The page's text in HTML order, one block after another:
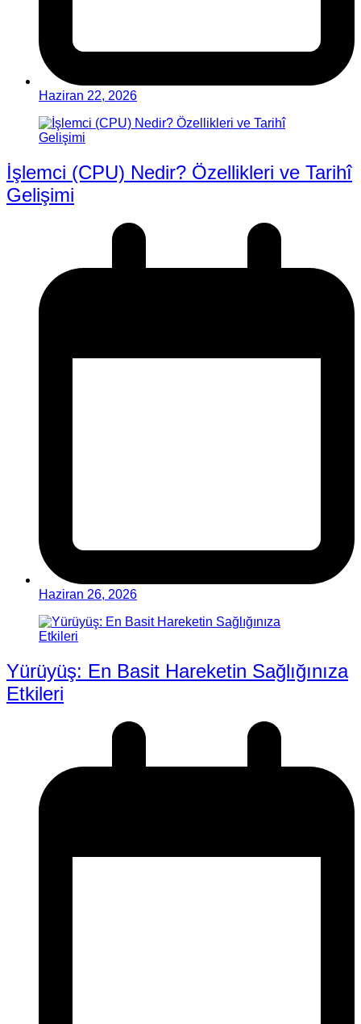
Haziran 22, 2026
İşlemci (CPU) Nedir? Özellikleri ve Tarihî
Gelişimi
Haziran 26, 2026
Yürüyüş: En Basit Hareketin Sağlığınıza
Etkileri